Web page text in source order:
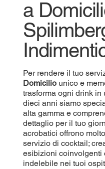
a
Per rendere il tuo
Domicilio unico e
trasforma ogni drink in
dieci anni siamo
alta gamma e
dettaglio per il tuo
acrobatici offrono
servizio di cocktail;
esibizioni coinvolgenti
indelebile nei tuoi